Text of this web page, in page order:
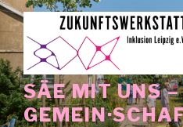
Zum
Inhalt
springen
SÄE MIT UNS